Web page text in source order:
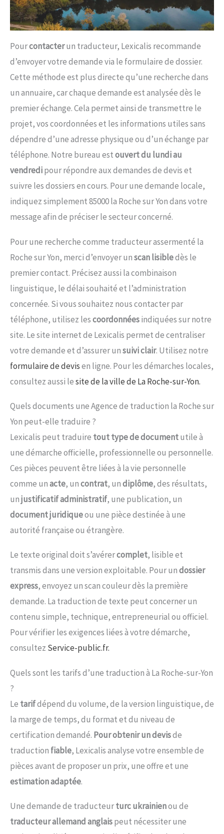
Pourcontacterun traducteur, Lexicalis recommande
d’envoyer votre demande via le formulaire de dossier.
Cette méthode est plus directe qu’une recherche dans
un annuaire, car chaque demande est analysée dès le
premier échange. Cela permet ainsi de transmettre le
projet, vos coordonnées et les informations utiles sans
dépendre d’une adresse physique ou d’un échange par
téléphone. Notre bureau estouvert du lundi au
vendredipour répondre aux demandes de devis et
suivre les dossiers en cours. Pour une demande locale,
indiquez simplement 85000 la Roche sur Yon dans votre
message afin de préciser le secteur concerné.
Pour une recherche comme traducteur assermenté la
Roche sur Yon, merci d’envoyer unscan lisibledès le
premier contact. Précisez aussi la combinaison
linguistique, le délai souhaité et l’administration
concernée. Si vous souhaitez nous contacter par
téléphone, utilisez lescoordonnéesindiquées sur notre
site. Le site internet de Lexicalis permet de centraliser
votre demande et d’assurer unsuivi clair. Utilisez notre
formulaire de devisen ligne. Pour les démarches locales,
consultez aussi lesite de la ville de La Roche-sur-Yon.
Quels documents une Agence de traduction la Roche sur
Yon peut-elle traduire ?
Lexicalis peut traduire tout type de documentutile à
une démarche officielle, professionnelle ou personnelle.
Ces pièces peuvent être liées à la vie personnelle
comme unacte, uncontrat, undiplôme, des résultats,
unjustificatif administratif, une publication, un
document juridiqueou une pièce destinée à une
autorité française ou étrangère.
Le texte original doit s’avérercomplet, lisible et
transmis dans une version exploitable. Pour undossier
express, envoyez un scan couleur dès la première
demande. La traduction de texte peut concerner un
contenu simple, technique, entrepreneurial ou officiel.
Pour vérifier les exigences liées à votre démarche,
consultez Service-public.fr.
Quels sont les tarifs d’une traduction à La Roche-sur-Yon
?
Le tarifdépend du volume, de la version linguistique, de
la marge de temps, du format et du niveau de
certification demandé. Pour obtenir un devisde
traduction fiable, Lexicalis analyse votre ensemble de
pièces avant de proposer un prix, une offre et une
estimation adaptée.
Une demande de traducteurturc ukrainienou de
traducteur allemand anglaispeut nécessiter une